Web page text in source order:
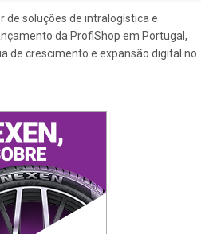
de soluções de intralogística e
da ProfiShop em Portugal,
de crescimento e expansão digital no